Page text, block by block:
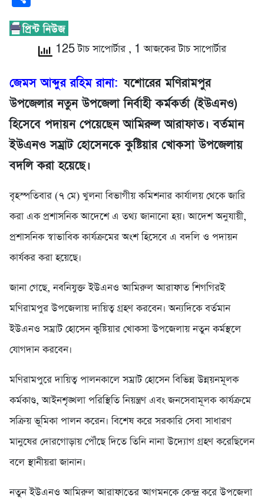
125 টাচ সাপোর্টার , 1 আজকের টাচ সাপোর্টার
জেমস আব্দুর রহিম রানা: যশোরের মণিরামপুর
উপজেলার নতুন উপজেলা নির্বাহী কর্মকর্তা (ইউএনও)
হিসেবে পদায়ন পেয়েছেন আমিরুল আরাফাত। বর্তমান
ইউএনও সম্রাট হোসেনকে কুষ্টিয়ার খোকসা উপজেলায়
বদলি করা হয়েছে।
বৃহস্পতিবার (৭ মে) খুলনা বিভাগীয় কমিশনার কার্যালয় থেকে জারি
করা এক প্রশাসনিক আদেশে এ তথ্য জানানো হয়। আদেশ অনুযায়ী,
প্রশাসনিক স্বাভাবিক কার্যক্রমের অংশ হিসেবে এ বদলি ও পদায়ন
কার্যকর করা হয়েছে।
জানা গেছে, নবনিযুক্ত ইউএনও আমিরুল আরাফাত শিগগিরই
মণিরামপুর উপজেলায় দায়িত্ব গ্রহণ করবেন। অন্যদিকে বর্তমান
ইউএনও সম্রাট হোসেন কুষ্টিয়ার খোকসা উপজেলায় নতুন কর্মস্থলে
যোগদান করবেন।
মণিরামপুরে দায়িত্ব পালনকালে সম্রাট হোসেন বিভিন্ন উন্নয়নমূলক
কর্মকাণ্ড, আইনশৃঙ্খলা পরিস্থিতি নিয়ন্ত্রণ এবং জনসেবামূলক কার্যক্রমে
সক্রিয় ভূমিকা পালন করেন। বিশেষ করে সরকারি সেবা সাধারণ
মানুষের দোরগোড়ায় পৌঁছে দিতে তিনি নানা উদ্যোগ গ্রহণ করেছিলেন
বলে স্থানীয়রা জানান।
নতুন ইউএনও আমিরুল আরাফাতের আগমনকে কেন্দ্র করে উপজেলা